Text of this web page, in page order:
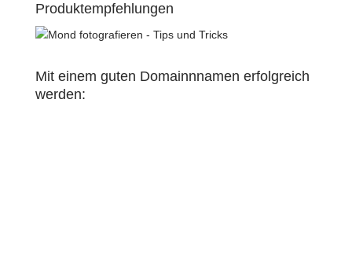
Produktempfehlungen
Mit einem guten Domainnnamen erfolgreich
werden: